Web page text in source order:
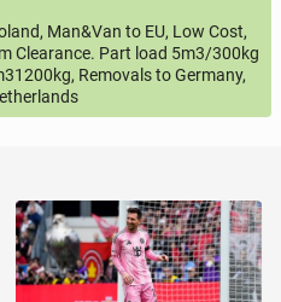
Man&Van to EU, Low Cost,
Clearance. Part load 5m3/300kg
Removals to Germany,